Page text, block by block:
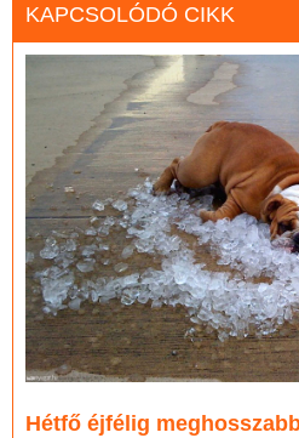
KAPCSOLÓDÓ CIKK
Hétfő éjfélig